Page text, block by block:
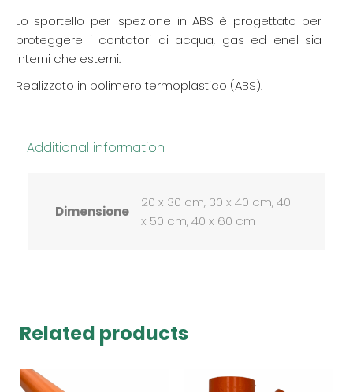
Lo sportello per ispezione in ABS è progettato per
proteggere i contatori di acqua, gas ed enel sia
interni che esterni.
Realizzato in polimero termoplastico (ABS).
Additional information
Dimensione
20 x 30 cm, 30 x 40 cm, 40
x 50 cm, 40 x 60 cm
Related products